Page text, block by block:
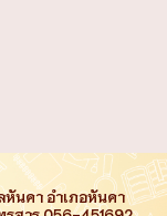
หันคา อำเภอหันคา